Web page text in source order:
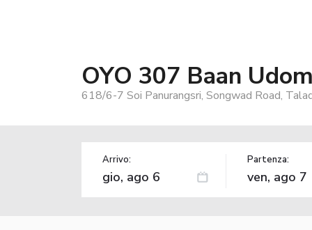
OYO 307 Baan Udom
618/6-7 Soi Panurangsri, Songwad Road,
Arrivo: Partenza: